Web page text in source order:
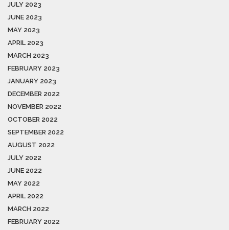
JULY 2023
JUNE 2023
MAY 2023
APRIL 2023
MARCH 2023
FEBRUARY 2023
JANUARY 2023
DECEMBER 2022
NOVEMBER 2022
OCTOBER 2022
SEPTEMBER 2022
AUGUST 2022
JULY 2022
JUNE 2022
MAY 2022
APRIL 2022
MARCH 2022
FEBRUARY 2022